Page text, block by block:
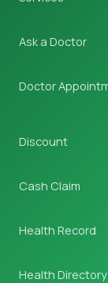
Ask a Doctor
Doctor
Discount
Cash Claim
Health Record
Health Directory